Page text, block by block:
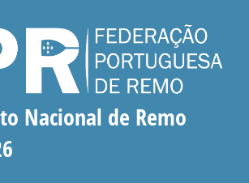
Nacional de Remo